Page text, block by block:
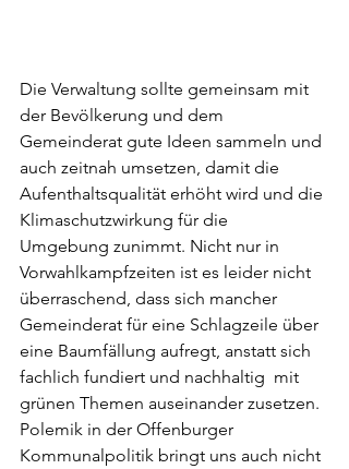
Die Verwaltung sollte gemeinsam mit
der Bevölkerung und dem
Gemeinderat gute Ideen sammeln und
auch zeitnah umsetzen, damit die
Aufenthaltsqualität erhöht wird und die
Klimaschutzwirkung für die
Umgebung zunimmt. Nicht nur in
Vorwahlkampfzeiten ist es leider nicht
überraschend, dass sich mancher
Gemeinderat für eine Schlagzeile über
eine Baumfällung aufregt, anstatt sich
fachlich fundiert und nachhaltig  mit
grünen Themen auseinander zusetzen.
Polemik in der Offenburger
Kommunalpolitik bringt uns auch nicht